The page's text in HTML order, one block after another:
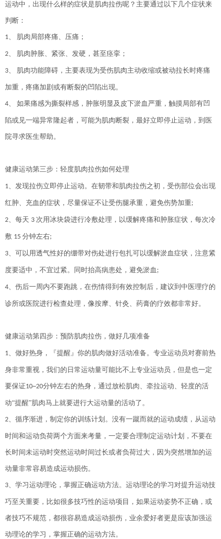
运动中，出现什么样的症状是肌肉拉伤呢？主要通过以下几个症状来
判断：
1、 肌肉局部疼痛、压痛；
2、 肌肉肿胀、紧张、发硬，甚至痉挛；
3、 肌肉功能障碍，主要表现为受伤肌肉主动收缩或被动拉长时疼痛
加重，疼痛加剧或有断裂的凹陷出现。
4、 如果痛感为撕裂样感，肿胀明显及皮下淤血严重，触摸局部有凹
陷或见一端异常隆起者，可能为肌肉断裂，最好立即停止运动，到医
院寻求医生帮助。
健康运动第三步：轻度肌肉拉伤如何处理
1、发现拉伤立即停止运动。在韧带和肌肉拉伤之初，受伤部位会出现
红肿、充血的症状，尽量保证不让受伤腿承重，避免伤势加重;
2、每天 3 次用冰块袋进行冷敷处理，以缓解疼痛和肿胀症状，每次冷
敷 15 分钟左右;
3、可以用透气性好的绷带对伤处进行包扎可以缓解淤血症状，注意紧
度要适中，不宜过紧。同时抬高病患处，避免淤血 ;
4、伤后一周内不要跑跳，在伤情得到有效控制后，建议到中医理疗的
诊所或医院进行检查处理，像按摩、针灸、药膏的疗效都非常好。
健康运动第四步：预防肌肉拉伤，做好几项准备
1、做好热身，『提醒』你的肌肉做好活动准备。专业运动员对赛前热
身非常重视，我们的日常运动量可能比不上专业运动员，但是也一定
要保证10~20分钟左右的热身，通过放松肌肉、牵拉运动、轻度的活
动“提醒”肌肉马上就要进行大运动量的活动了。
2、循序渐进，制定你的训练计划。没有一蹴而就的运动成绩，从运动
时间和运动负荷两个方面来考量，一定要合理制定运动计划，不要在
长时间未运动时突然运动时间过长或者负荷过大，因为突然增加的运
动量非常容易造成运动损伤。
3、学习运动理论，掌握正确运动方法。运动理论的学习对提升运动技
巧至关重要，比如很多技巧性的运动项目，如果运动姿势不正确，或
者技巧不规范，都很容易造成运动损伤，业余爱好者更是应该加强运
动理论的学习，掌握正确的运动方法。